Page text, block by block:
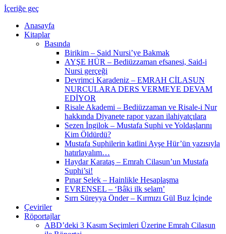
İçeriğe geç
Anasayfa
Kitaplar
Basında
Birikim – Said Nursi’ye Bakmak
AYŞE HÜR – Bediüzzaman efsanesi, Said-i
Nursi gerçeği
Devrimci Karadeniz – EMRAH CİLASUN
NURCULARA DERS VERMEYE DEVAM
EDİYOR
Risale Akademi – Bediüzzaman ve Risale-i Nur
hakkında Diyanete rapor yazan ilahiyatçılara
Sezen İngilok – Mustafa Suphi ve Yoldaşlarını
Kim Öldürdü?
Mustafa Suphilerin katlini Ayşe Hür’ün yazısıyla
hatırlayalım…
Haydar Karataş – Emrah Cilasun’un Mustafa
Suphi’si!
Pınar Selek – Hainlikle Hesaplaşma
EVRENSEL – ‘Bâki ilk selam’
Sırrı Süreyya Önder – Kırmızı Gül Buz İçinde
Çeviriler
Röportajlar
ABD’deki 3 Kasım Seçimleri Üzerine Emrah Cilasun